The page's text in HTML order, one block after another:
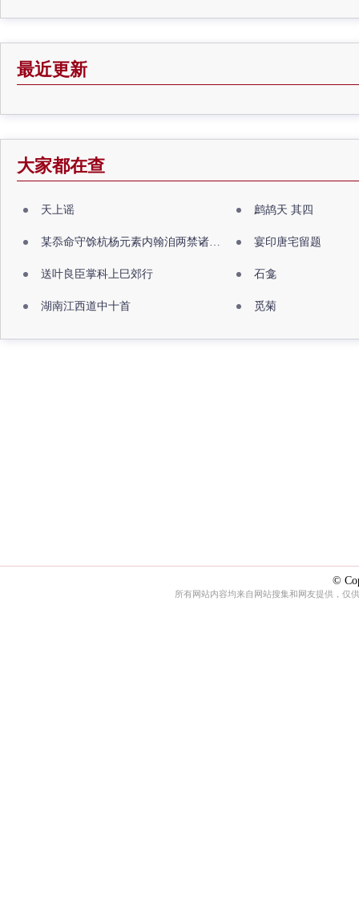
最近更新
大家都在查
天上谣 鹧鸪天 其四
某忝命守馀杭杨元素内翰洎两禁诸公出祖佛寺 宴印唐宅留题
送叶良臣掌科上巳郊行 石龛
湖南江西道中十首 觅菊
©
所有网站内容均来自网站搜集和网友提供，仅